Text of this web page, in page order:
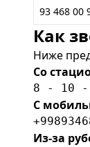
93 468 00
Как
Ниже
Со
8 - 10 -
С
Из-за